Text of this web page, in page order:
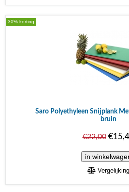
30% korting
Saro Polyethyleen Snijplank
bruin
€22,00
Vergelijking